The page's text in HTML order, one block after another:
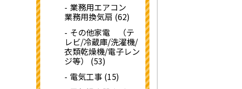
業務用エアコン
業務用換気扇 (62)
その他家電 （テ
レビ/冷蔵庫/洗濯機/
衣類乾燥機/電子レン
ジ等） (53)
電気工事 (15)